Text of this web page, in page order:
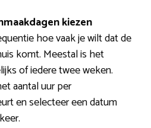
kiezen
hoe vaak je wilt dat de
komt. Meestal is het
of iedere twee weken.
aantal uur per
en selecteer een datum